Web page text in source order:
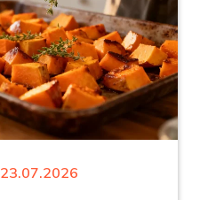
23.07.2026